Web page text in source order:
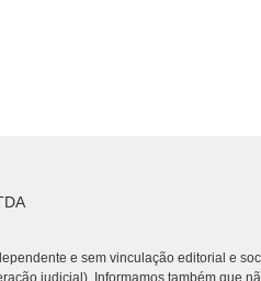
e sem vinculação editorial e
judicial). Informamos também que